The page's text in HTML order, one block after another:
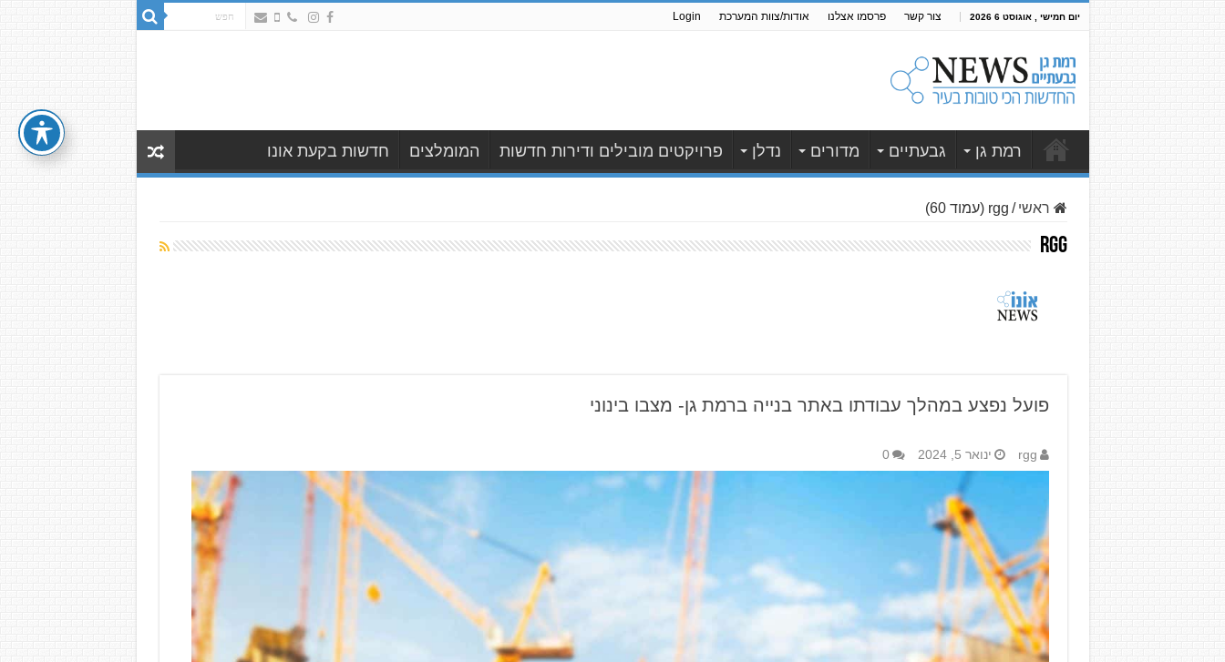
יום חמישי , אוגוסט 6 2026 צור קשר פרסמו אצלנו אודות/צוות המערכת Login
רמת גן גבעתיים מדורים נדלן פרויקטים מובילים ודירות חדשות המומלצים חדשות בקעת אונו
ראשי / rgg (עמוד 60)
rgg
פועל נפצע במהלך עבודתו באתר בנייה ברמת גן- מצבו בינוני
rgg ינואר 5, 2024 0